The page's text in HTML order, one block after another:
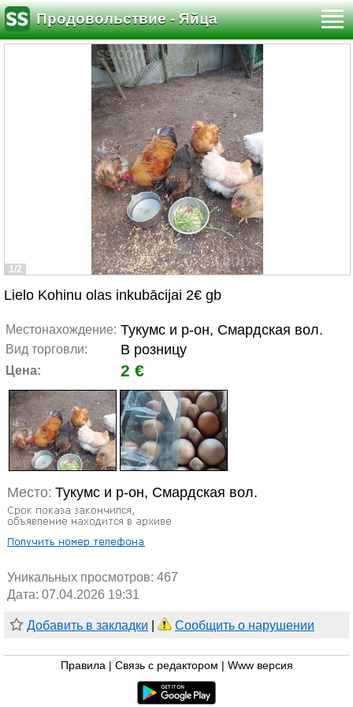
Продовольствие - Яйца
1/2
Lielo Kohinu olas inkubācijai 2€ gb
Местонахождение: Тукумс и р-он, Смардская вол.
Вид торговли: В розницу
Цена: 2 €
Место: Тукумс и р-он, Смардская вол.
Уникальных просмотров: 467
Дата: 07.04.2026 19:31
Добавить в закладки Сообщить о нарушении
Правила Связь с редактором Www версия